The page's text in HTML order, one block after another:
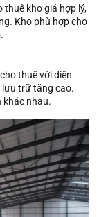
thuê kho giá hợp lý,
Kho phù hợp cho
thuê với diện
lưu trữ tăng cao.
khác nhau.